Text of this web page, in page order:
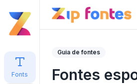
Fonts
Guia de fontes
Fontes